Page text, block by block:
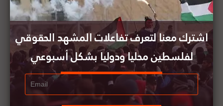
الباحثان إحسان عادل ومعتز قفيشة ينشران بحثاً
بعنوان: "انضمام فلسطين إلى اتفاقية جنيف الثالثة:
تصنيف الأسرى المحتجزين لدى إسرائيل"
تقرير المشهد الحقوقي لفلسطين | العدد (97) || 7
-13 نوفمبر/ تشرين ثاني 2021
اشترك معنا لتعرف تفاعلات المشهد الحقوقي
لفلسطين محليا ودوليا بشكل أسبوعي